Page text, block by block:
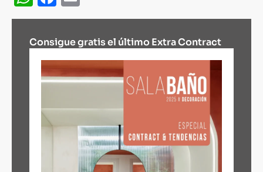
Consigue gratis el último Extra Contract